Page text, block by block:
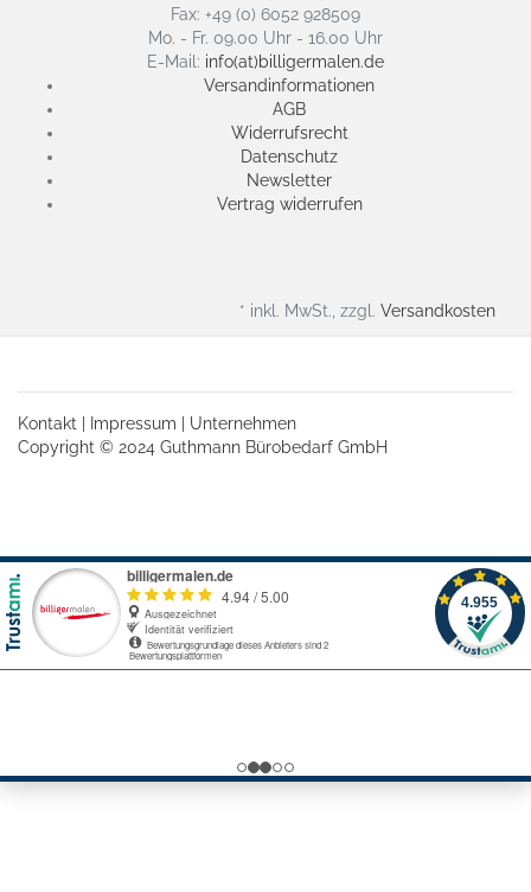
Fax: +49 (0) 6052 928509
Mo. - Fr. 09.00 Uhr - 16.00 Uhr
E-Mail: info(at)billigermalen.de
Versandinformationen
AGB
Widerrufsrecht
Datenschutz
Newsletter
Vertrag widerrufen
* inkl. MwSt., zzgl. Versandkosten
Kontakt Impressum
Unternehmen
Copyright © 2024 Guthmann Bürobedarf GmbH